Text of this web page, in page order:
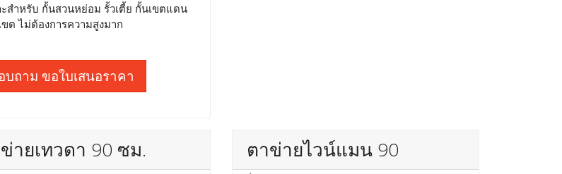
ะสำหรับ กั้นสวนหย่อม รั้วเตี้ย กั้นเขตแดน
ต ไม่ต้องการความสูงมาก
บถาม ขอใบเสนอราคา
ายเทวดา 90 ซม. ตาข่ายไวน์แมน 90